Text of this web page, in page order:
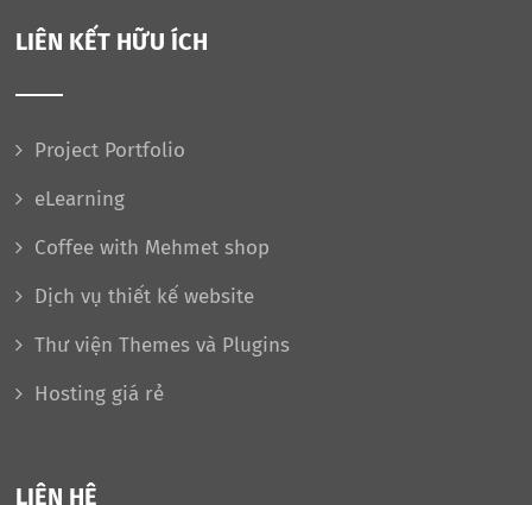
LIÊN KẾT HỮU ÍCH
Project Portfolio
eLearning
Coffee with Mehmet shop
Dịch vụ thiết kế website
Thư viện Themes và Plugins
Hosting giá rẻ
LIÊN HỆ